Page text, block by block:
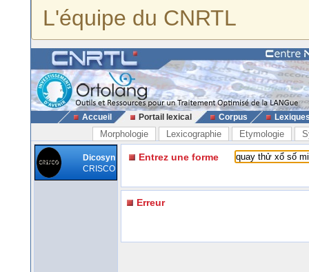
L'équipe du CNRTL
Accueil Portail lexical Corpus
Morphologie Lexicographie Etymologie
Dicosyn
CRISCO
Entrez une forme
Erreur